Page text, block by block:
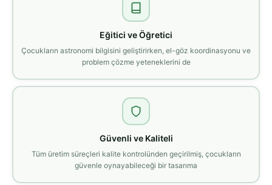
Eğitici ve Öğretici
Çocukların astronomi bilgisini geliştirirken, el-göz koordinasyonu ve
problem çözme yeteneklerini de
Güvenli ve Kaliteli
Tüm üretim süreçleri kalite kontrolünden geçirilmiş, çocukların
güvenle oynayabileceği bir tasarıma